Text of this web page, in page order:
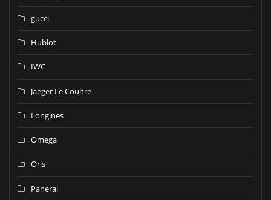
gucci
Hublot
IWC
Jaeger Le Coultre
Longines
Omega
Oris
Panerai